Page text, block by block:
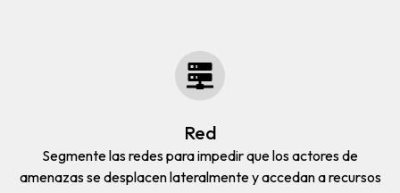
Red
Segmente las redes para impedir que los actores de
amenazas se desplacen lateralmente y accedan a recursos